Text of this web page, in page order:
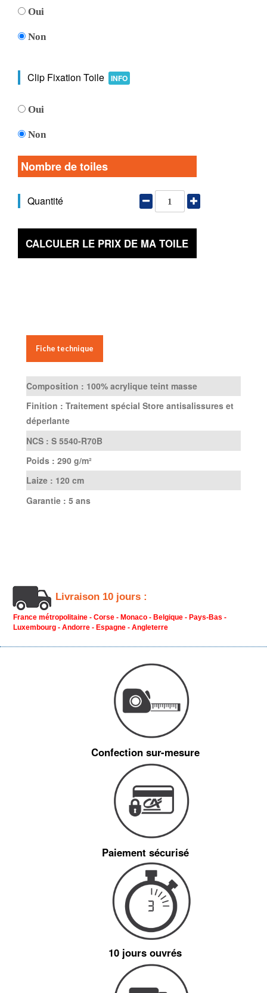
Oui
Non
Clip Fixation Toile INFO
Oui
Non
Nombre de toiles
Quantité
CALCULER LE PRIX DE MA TOILE
Fiche technique
Composition : 100% acrylique teint masse
Finition : Traitement spécial Store antisalissures et
déperlante
NCS : S 5540-R70B
Poids : 290 g/m²
Laize : 120 cm
Garantie : 5 ans
Livraison 10 jours :
France métropolitaine - Corse - Monaco - Belgique - Pays-Bas -
Luxembourg - Andorre - Espagne - Angleterre
Confection sur-mesure
Paiement sécurisé
10 jours ouvrés